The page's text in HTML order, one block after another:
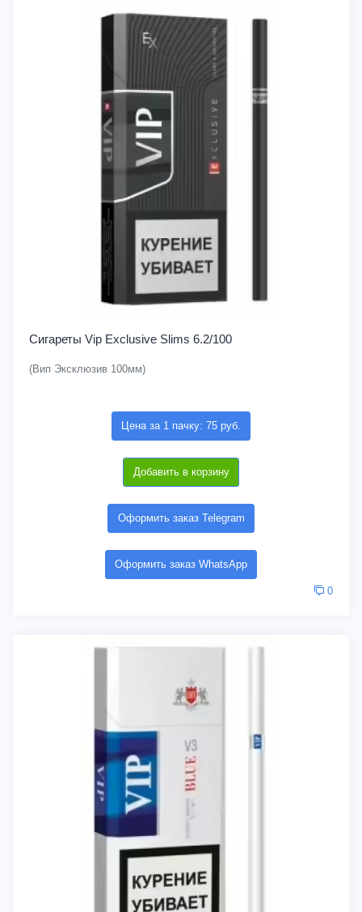
Сигареты Vip Exclusive Slims 6.2/100
(Вип Эксклюзив 100мм)
Цена за 1 пачку: 75 руб.
Добавить в корзину
Оформить заказ Telegram
Оформить заказ WhatsApp
0